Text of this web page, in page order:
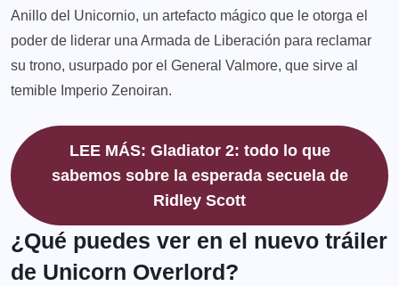
Anillo del Unicornio, un artefacto mágico que le otorga el
poder de liderar una Armada de Liberación para reclamar
su trono, usurpado por el General Valmore, que sirve al
temible Imperio Zenoiran.
LEE MÁS: Gladiator 2: todo lo que
sabemos sobre la esperada secuela de
Ridley Scott
¿Qué puedes ver en el nuevo tráiler
de Unicorn Overlord?